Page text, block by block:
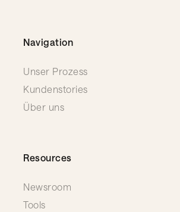
Navigation
Unser Prozess
Kundenstories
Über uns
Resources
Newsroom
Tools